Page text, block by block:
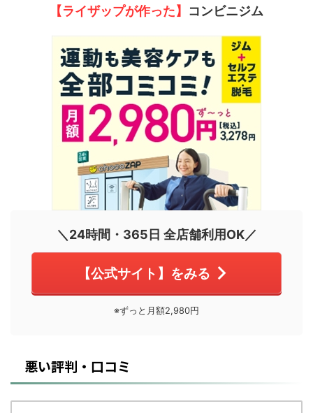
【ライザップが作った】 コンビニジム
＼24時間・365日 全店舗利用OK／
【公式サイト】をみる
※ずっと月額2,980円
悪い評判・口コミ